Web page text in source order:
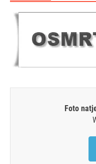
Foto